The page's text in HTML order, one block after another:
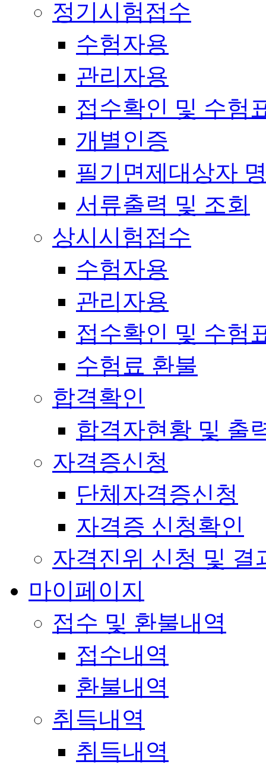
정기시험접수
수험자용
관리자용
접수확인 및 수험
개별인증
필기면제대상자
서류출력 및 조회
상시시험접수
수험자용
관리자용
접수확인 및 수험
수험료 환불
합격확인
합격자현황 및 출
자격증신청
단체자격증신청
자격증 신청확인
자격진위 신청 및 결
마이페이지
접수 및 환불내역
접수내역
환불내역
취득내역
취득내역